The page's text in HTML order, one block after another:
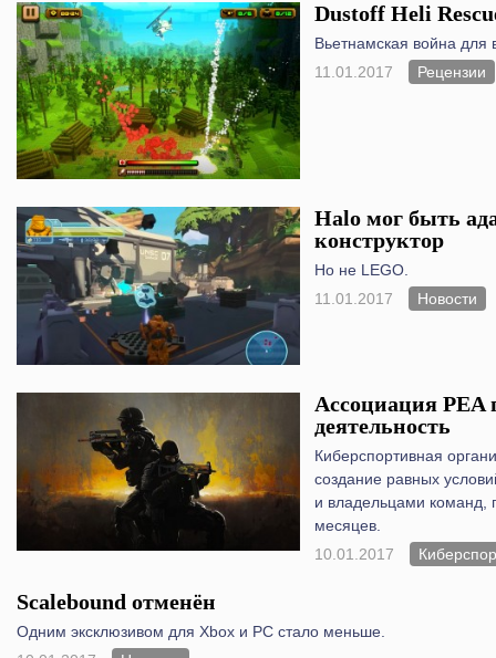
Dustoff Heli
Вьетнамская война для
11.01.2017
Рецензии
Halo мог быть
конструктор
Но не LEGO.
11.01.2017
Новости
Ассоциация PEA
деятельность
Киберспортивная
создание равных
и владельцами команд,
месяцев.
10.01.2017
Scalebound отменён
Одним эксклюзивом для Xbox и PC стало меньше.